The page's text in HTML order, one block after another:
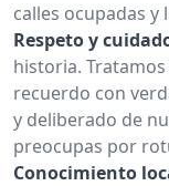
calles ocupadas y
Respeto y
historia.
recuerdo con
y deliberado de
preocupas por
Conocimiento